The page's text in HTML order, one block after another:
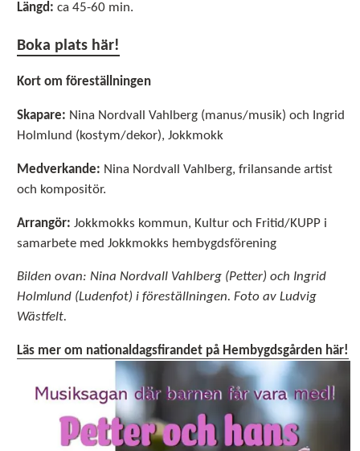
Längd: ca 45-60 min.
Boka plats här!
Kort om föreställningen
Skapare: Nina Nordvall Vahlberg (manus/musik) och Ingrid
Holmlund (kostym/dekor), Jokkmokk
Medverkande: Nina Nordvall Vahlberg, frilansande artist
och kompositör.
Arrangör: Jokkmokks kommun, Kultur och Fritid/KUPP i
samarbete med Jokkmokks hembygdsförening
Bilden ovan: Nina Nordvall Vahlberg (Petter) och Ingrid
Holmlund (Ludenfot) i föreställningen. Foto av Ludvig
Wästfelt.
Läs mer om nationaldagsfirandet på Hembygdsgården här!